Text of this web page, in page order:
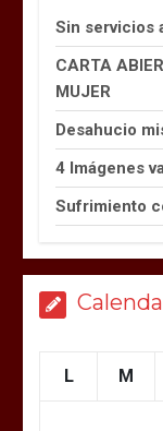
Sin servicios
CARTA
MUJER
Desahucio
4 Imágenes
Sufrimiento
L M